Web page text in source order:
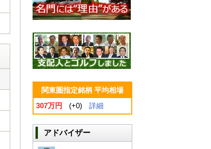
関東圏指定銘柄 平均相場
307万円
(+0) 詳細
アドバイザー